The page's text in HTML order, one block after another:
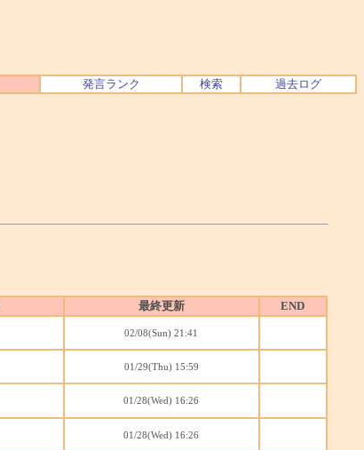
発言ランク 検索 過去ログ
最終更新
END
02/08(Sun) 21:41
01/29(Thu) 15:59
01/28(Wed) 16:26
01/28(Wed) 16:26